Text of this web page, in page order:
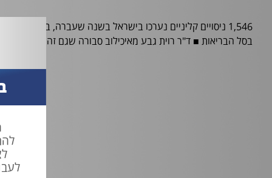
בסל הבריאות ■ ד"ר רוית גבע מאיכילוב סבורה שגם זה לא מספיק